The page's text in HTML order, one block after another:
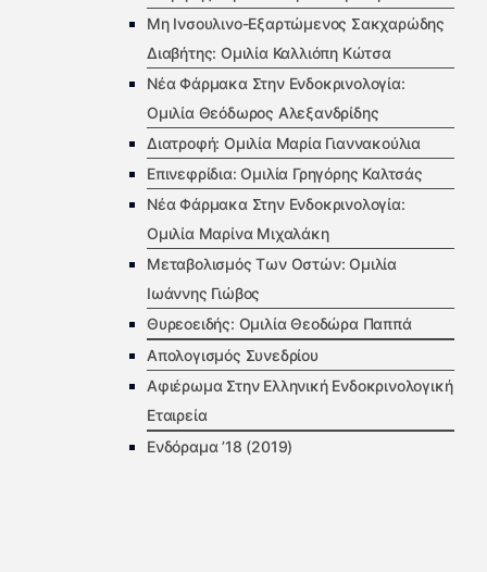
Μη Ινσουλινο-Εξαρτώμενος Σακχαρώδης
Διαβήτης: Ομιλία Καλλιόπη Κώτσα
Νέα Φάρμακα Στην Ενδοκρινολογία:
Ομιλία Θεόδωρος Αλεξανδρίδης
Διατροφή: Ομιλία Μαρία Γιαννακούλια
Επινεφρίδια: Ομιλία Γρηγόρης Καλτσάς
Νέα Φάρμακα Στην Ενδοκρινολογία:
Ομιλία Μαρίνα Μιχαλάκη
Μεταβολισμός Των Οστών: Ομιλία
Ιωάννης Γιώβος
Θυρεοειδής: Ομιλία Θεοδώρα Παππά
Απολογισμός Συνεδρίου
Αφιέρωμα Στην Ελληνική Ενδοκρινολογική
Εταιρεία
Ενδόραμα ’18 (2019)